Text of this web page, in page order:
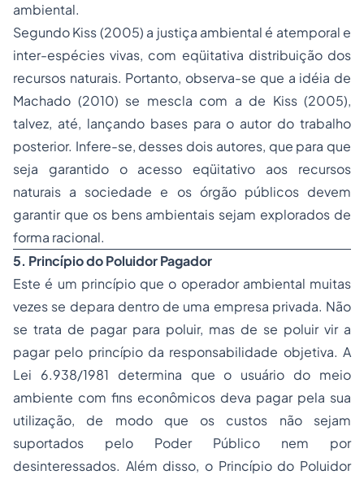
ambiental.
Segundo Kiss (2005) a justiça ambiental é atemporal e
inter-espécies vivas, com eqüitativa distribuição dos
recursos naturais. Portanto, observa-se que a idéia de
Machado (2010) se mescla com a de Kiss (2005),
talvez, até, lançando bases para o autor do trabalho
posterior. Infere-se, desses dois autores, que para que
seja garantido o acesso eqüitativo aos recursos
naturais a sociedade e os órgão públicos devem
garantir que os bens ambientais sejam explorados de
forma racional.
5. Princípio do Poluidor Pagador
Este é um princípio que o operador ambiental muitas
vezes se depara dentro de uma empresa privada. Não
se trata de pagar para poluir, mas de se poluir vir a
pagar pelo princípio da responsabilidade objetiva. A
Lei 6.938/1981 determina que o usuário do meio
ambiente com fins econômicos deva pagar pela sua
utilização, de modo que os custos não sejam
suportados pelo Poder Público nem por
desinteressados. Além disso, o Princípio do Poluidor